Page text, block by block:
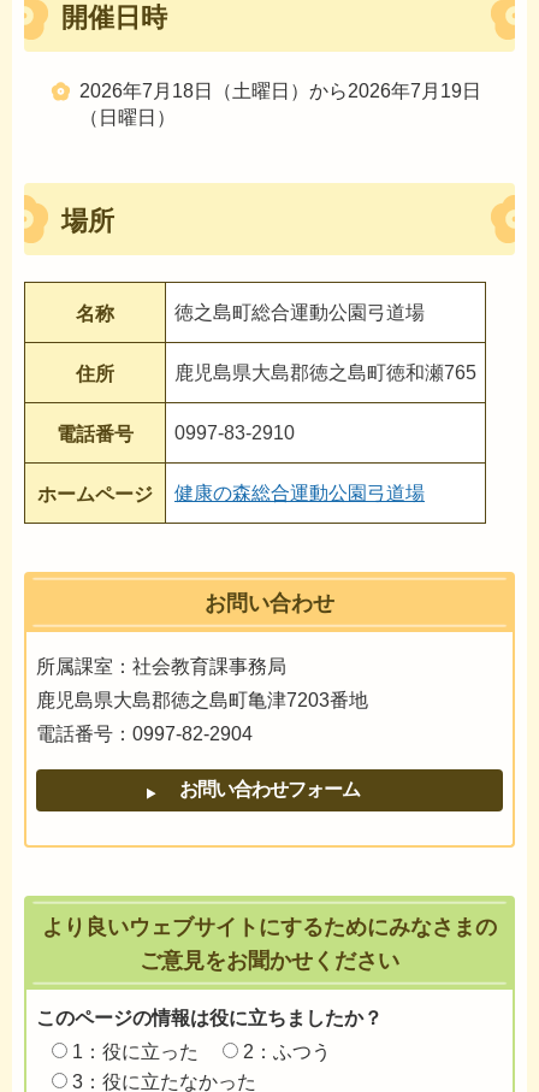
開催日時
2026年7月18日（土曜日）から2026年7月19日
（日曜日）
場所
名称 徳之島町総合運動公園弓道場
住所 鹿児島県大島郡徳之島町徳和瀬765
電話番号 0997-83-2910
ホームページ 健康の森総合運動公園弓道場
お問い合わせ
所属課室：社会教育課事務局
鹿児島県大島郡徳之島町亀津7203番地
電話番号：0997-82-2904
より良いウェブサイトにするためにみなさまの
ご意見をお聞かせください
このページの情報は役に立ちましたか？
1：役に立った
2：ふつう
3：役に立たなかった